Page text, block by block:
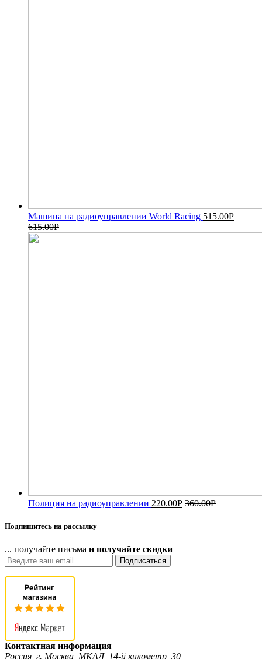
Машина на радиоуправлении World Racing 515.00Р
615.00Р
Полиция на радиоуправлении 220.00Р 360.00Р
Подпишитесь на рассылку
... получайте письма и получайте скидки
Подписаться
Контактная информация
Россия, г. Москва, МКАД, 14-й километр, 30